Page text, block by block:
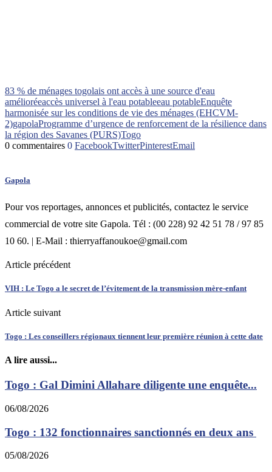
83 % de ménages togolais ont accès à une source d'eau
amélioréeaccès universel à l'eau potableeau potableEnquête
harmonisée sur les conditions de vie des ménages (EHCVM-
2)gapolaProgramme d’urgence de renforcement de la résilience dans
la région des Savanes (PURS)Togo
0 commentaires 0 FacebookTwitterPinterestEmail
Gapola
Pour vos reportages, annonces et publicités, contactez le service
commercial de votre site Gapola. Tél : (00 228) 92 42 51 78 / 97 85
10 60. | E-Mail : thierryaffanoukoe@gmail.com
Article précédent
VIH : Le Togo a le secret de l’évitement de la transmission mère-enfant
Article suivant
Togo : Les conseillers régionaux tiennent leur première réunion à cette date
A lire aussi...
Togo : Gal Dimini Allahare diligente une enquête...
06/08/2026
Togo : 132 fonctionnaires sanctionnés en deux ans
05/08/2026